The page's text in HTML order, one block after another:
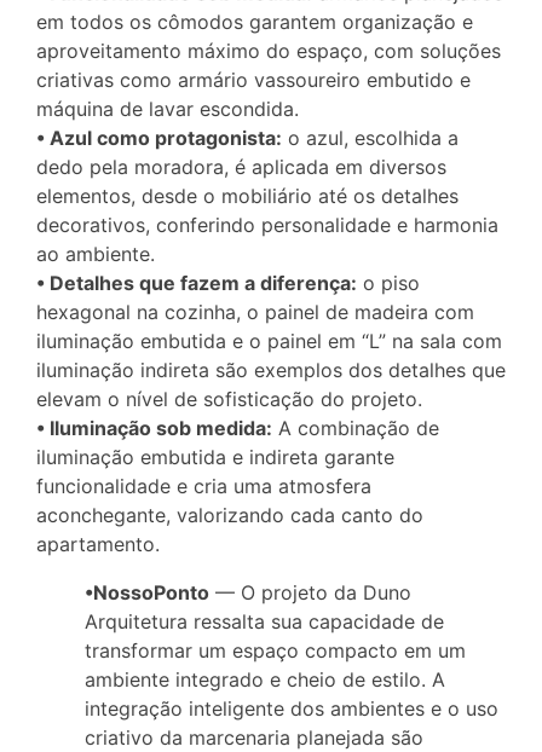
em todos os cômodos garantem organização e
aproveitamento máximo do espaço, com soluções
criativas como armário vassoureiro embutido e
máquina de lavar escondida.
• Azul como protagonista: o azul, escolhida a
dedo pela moradora, é aplicada em diversos
elementos, desde o mobiliário até os detalhes
decorativos, conferindo personalidade e harmonia
ao ambiente.
• Detalhes que fazem a diferença: o piso
hexagonal na cozinha, o painel de madeira com
iluminação embutida e o painel em “L” na sala com
iluminação indireta são exemplos dos detalhes que
elevam o nível de sofisticação do projeto.
• Iluminação sob medida: A combinação de
iluminação embutida e indireta garante
funcionalidade e cria uma atmosfera
aconchegante, valorizando cada canto do
apartamento.
•NossoPonto — O projeto da Duno
Arquitetura ressalta sua capacidade de
transformar um espaço compacto em um
ambiente integrado e cheio de estilo. A
integração inteligente dos ambientes e o uso
criativo da marcenaria planejada são